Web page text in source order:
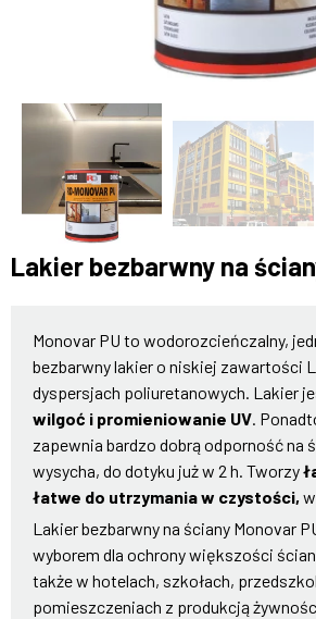
Lakier bezbarwny na
Monovar PU to wodorozcieńczalny,
bezbarwny lakier o niskiej zawartości
dyspersjach poliuretanowych. Lakier
wilgoć i promieniowanie UV.
zapewnia bardzo dobrą odporność na
wysycha, do dotyku już w 2 h. Tworzy
łatwe do utrzymania w czystości,
Lakier bezbarwny na ściany Monovar
wyborem dla ochrony większości
także w hotelach, szkołach,
pomieszczeniach z produkcją